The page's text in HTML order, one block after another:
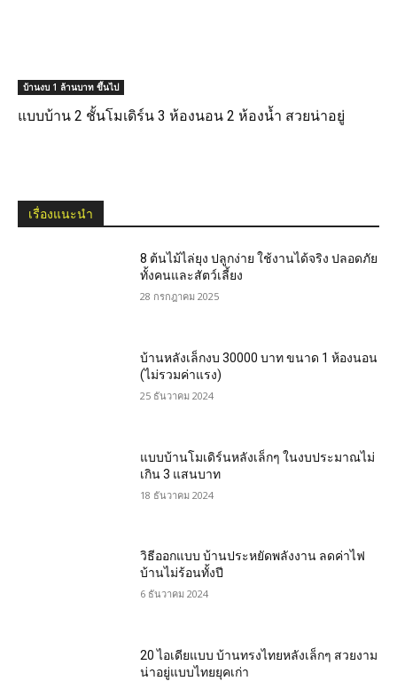
บ้านงบ 1 ล้านบาท ขึ้นไป
แบบบ้าน 2 ชั้นโมเดิร์น 3 ห้องนอน 2 ห้องน้ำ สวยน่าอยู่
เรื่องแนะนำ
8 ต้นไม้ไล่ยุง ปลูกง่าย ใช้งานได้จริง ปลอดภัย
ทั้งคนและสัตว์เลี้ยง
28 กรกฎาคม 2025
บ้านหลังเล็กงบ 30000 บาท ขนาด 1 ห้องนอน
(ไม่รวมค่าแรง)
25 ธันวาคม 2024
แบบบ้านโมเดิร์นหลังเล็กๆ ในงบประมาณไม่
เกิน 3 แสนบาท
18 ธันวาคม 2024
วิธีออกแบบ บ้านประหยัดพลังงาน ลดค่าไฟ
บ้านไม่ร้อนทั้งปี
6 ธันวาคม 2024
20 ไอเดียแบบ บ้านทรงไทยหลังเล็กๆ สวยงาม
น่าอยู่แบบไทยยุคเก่า